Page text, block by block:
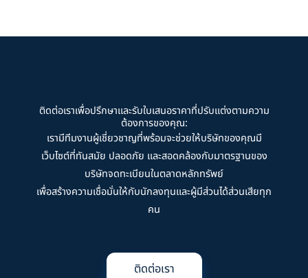
ติดต่อเราเพื่อปรึกษาและรับใบเสนอราคาที่ปรับแต่งตามความ
ต้องการของคุณ:
เรามีทีมงานผู้เชี่ยวชาญที่พร้อมจะช่วยให้บริษัทของคุณมี
เว็บไซต์ที่ทันสมัย ปลอดภัย และสอดคล้องกับมาตรฐานของ
บริษัทจดทะเบียนในตลาดหลักทรัพย์
เพื่อสร้างความเชื่อมั่นให้กับนักลงทุนและผู้มีส่วนได้ส่วนเสียทุก
คน
ติดต่อเรา